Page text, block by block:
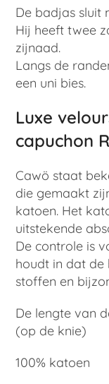
De badjas sluit
Hij heeft twee
zijnaad.
Langs de
een uni bies.
Luxe
capuchon
Cawö staat
die gemaakt
katoen. Het
uitstekende
De controle is
houdt in dat de
stoffen en
De lengte van
(op de knie)
100% katoen